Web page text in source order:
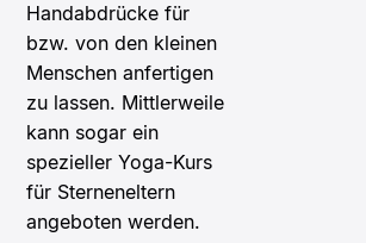
Handabdrücke für
bzw. von den kleinen
Menschen anfertigen
zu lassen. Mittlerweile
kann sogar ein
spezieller Yoga-Kurs
für Sterneneltern
angeboten werden.